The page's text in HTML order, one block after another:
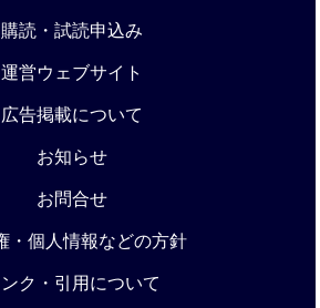
購読・試読申込み
運営ウェブサイト
広告掲載について
お知らせ
お問合せ
・個人情報などの方針
ンク・引用について